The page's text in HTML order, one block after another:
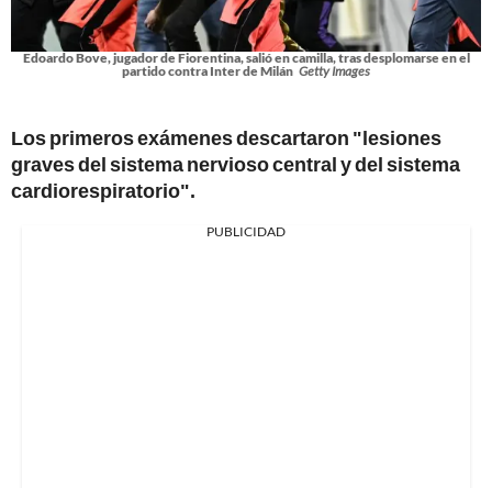
Edoardo Bove, jugador de Fiorentina, salió en camilla, tras desplomarse en el
partido contra Inter de Milán Getty Images
Los primeros exámenes descartaron "lesiones
graves del sistema nervioso central y del sistema
cardiorespiratorio".
PUBLICIDAD